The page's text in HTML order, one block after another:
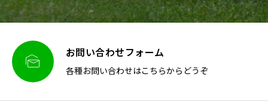
 お問い合わせフォーム
各種お問い合わせはこちらからどうぞ